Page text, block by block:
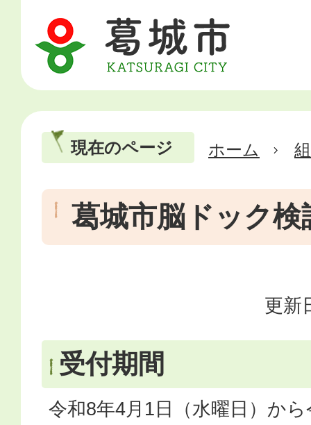
現在のページ ホーム
葛城市脳ドック検
更新
受付期間
令和8年4月1日（水曜日）か